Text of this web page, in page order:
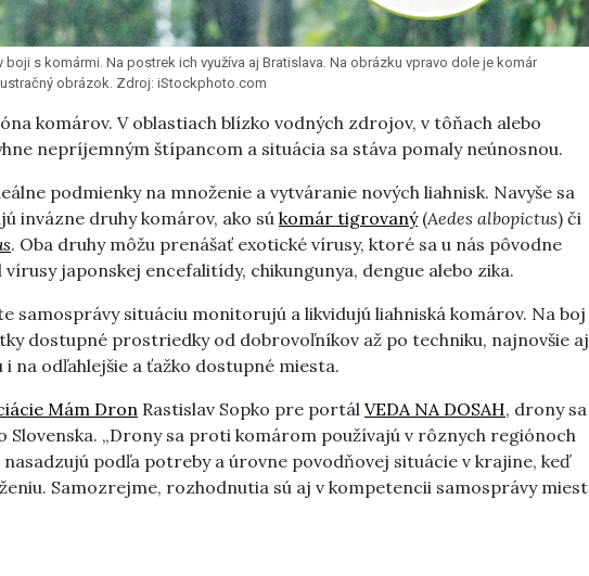
s komármi. Na postrek ich využíva aj Bratislava. Na obrázku vpravo dole je komár
obrázok. Zdroj: iStockphoto.com
komárov. V oblastiach blízko vodných zdrojov, v tôňach alebo
nepríjemným štípancom a situácia sa stáva pomaly neúnosnou.
podmienky na množenie a vytváranie nových liahnisk. Navyše sa
invázne druhy komárov, ako sú komár tigrovaný(Aedes albopictus) či
. Oba druhy môžu prenášať exotické vírusy, ktoré sa u nás pôvodne
japonskej encefalitídy, chikungunya, dengue alebo zika.
samosprávy situáciu monitorujú a likvidujú liahniská komárov. Na boj
dostupné prostriedky od dobrovoľníkov až po techniku, najnovšie aj
na odľahlejšie a ťažko dostupné miesta.
Mám Dron Rastislav Sopko pre portál VEDA NA DOSAH, drony sa
Slovenska. „Drony sa proti komárom používajú v rôznych regiónoch
nasadzujú podľa potreby a úrovne povodňovej situácie v krajine, keď
Samozrejme, rozhodnutia sú aj v kompetencii samosprávy miest